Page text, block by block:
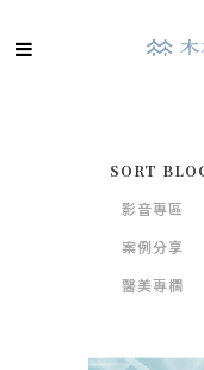
SORT
影音專區
案例分享
醫美專欄